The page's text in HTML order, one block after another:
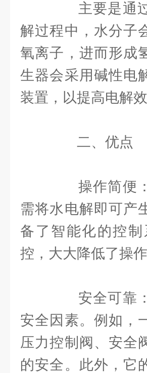
主要是通过
解过程中，水分子
氧离子，进而形成
生器会采用碱性电
装置，以提高电解效
二、优点
操作简便：
需将水电解即可产
备了智能化的控
控，大大降低了操作
安全可靠：
安全因素。例如，
压力控制阀、安全
的安全。此外，它